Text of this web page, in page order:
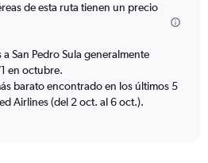
de esta ruta tienen un precio
San Pedro Sula generalmente
en octubre.
barato encontrado en los últimos 5
Airlines (del 2 oct. al 6 oct.).